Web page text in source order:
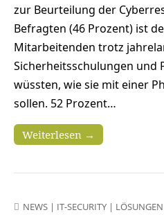
zur Beurteilung der
Befragten (46 Prozent) ist
Mitarbeitenden trotz
Sicherheitsschulungen und
wüssten, wie sie mit einer
sollen. 52 Prozent…
Weiterlesen →
NEWS | IT-SECURITY | LÖSUNGEN